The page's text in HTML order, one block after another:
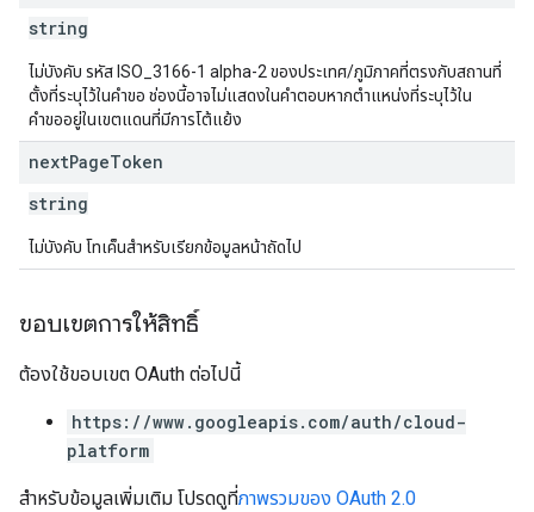
string
ไม่บังคับ รหัส ISO_3166-1 alpha-2 ของประเทศ/ภูมิภาคที่ตรงกับสถานที่
ตั้งที่ระบุไว้ในคําขอ ช่องนี้อาจไม่แสดงในคำตอบหากตำแหน่งที่ระบุไว้ใน
คำขออยู่ในเขตแดนที่มีการโต้แย้ง
nextPageToken
string
ไม่บังคับ โทเค็นสำหรับเรียกข้อมูลหน้าถัดไป
ขอบเขตการให้สิทธิ์
ต้องใช้ขอบเขต OAuth ต่อไปนี้
https://www.googleapis.com/auth/cloud-
platform
สำหรับข้อมูลเพิ่มเติม โปรดดูที่ภาพรวมของ OAuth 2.0